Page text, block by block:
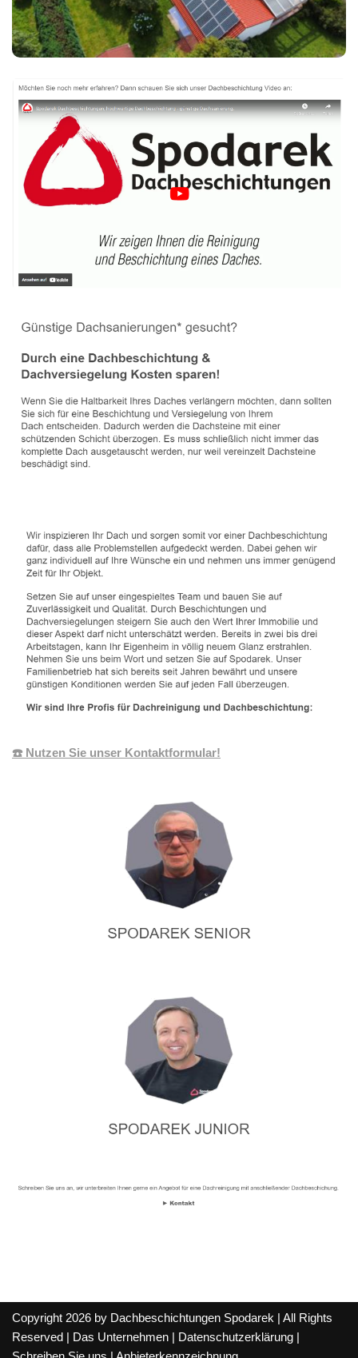
☎️ Nutzen Sie unser Kontaktformular!
Copyright 2026 by Dachbeschichtungen Spodarek | All Rights
Reserved |
Das Unternehmen Datenschutzerklärung